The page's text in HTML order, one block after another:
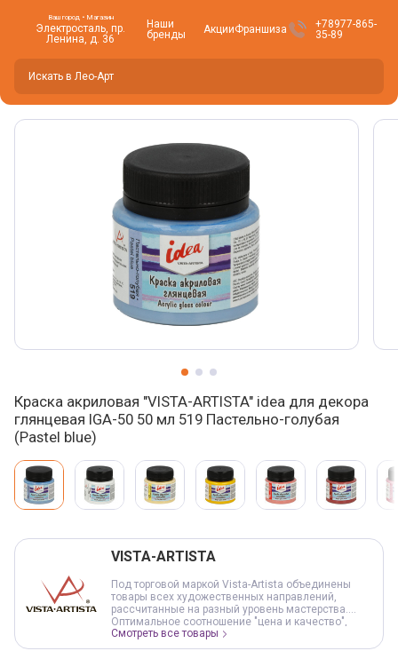
Ваш город • Магазин
Электросталь, пр.
Ленина, д. 36
Наши
бренды
АкцииФраншиза
+78977-865-
35-89
Краска акриловая "VISTA-ARTISTA" idea для декора
глянцевая IGA-50 50 мл 519 Пастельно-голубая
(Pastel blue)
Варианты товара, краткая характеристика
Добавление в корзину
VISTA-ARTISTA
Под торговой маркой Vista-Artista объединены
товары всех художественных направлений,
рассчитанные на разный уровень мастерства.
Оптимальное соотношение "цена и качество",
обеспечивают доступность продукции и
предсказуемость результата в работе. Под
Смотреть все товары
Фото товара